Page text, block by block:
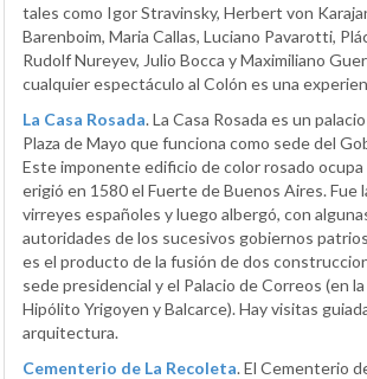
tales como Igor Stravinsky, Herbert von
Barenboim, Maria Callas, Luciano Pavarotti,
Rudolf Nureyev, Julio Bocca y Maximiliano
cualquier espectáculo al Colón es una
La Casa Rosada. La Casa Rosada es un
Plaza de Mayo que funciona como sede del
Este imponente edificio de color rosado
erigió en 1580 el Fuerte de Buenos Aires. Fue
virreyes españoles y luego albergó, con
autoridades de los sucesivos gobiernos
es el producto de la fusión de dos
sede presidencial y el Palacio de Correos (en
Hipólito Yrigoyen y Balcarce). Hay visitas
arquitectura.
Cementerio de La Recoleta. El Cementerio